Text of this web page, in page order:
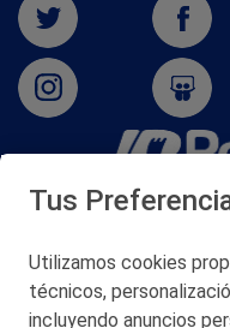
San
©
Tus
Utilizamos cookies
técnicos,
incluyendo anuncios